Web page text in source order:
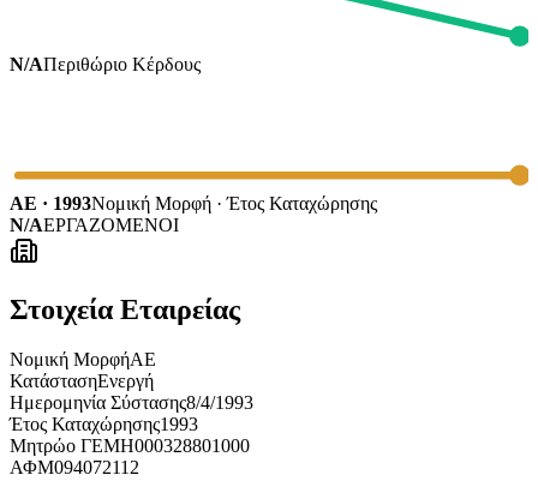
N/AΠεριθώριο Κέρδους
ΑΕ · 1993Νομική Μορφή · Έτος Καταχώρησης
N/AΕΡΓΑΖΟΜΕΝΟΙ
Στοιχεία Εταιρείας
Νομική ΜορφήΑΕ
ΚατάστασηΕνεργή
Ημερομηνία Σύστασης8/4/1993
Έτος Καταχώρησης1993
Μητρώο ΓΕΜΗ000328801000
ΑΦΜ094072112